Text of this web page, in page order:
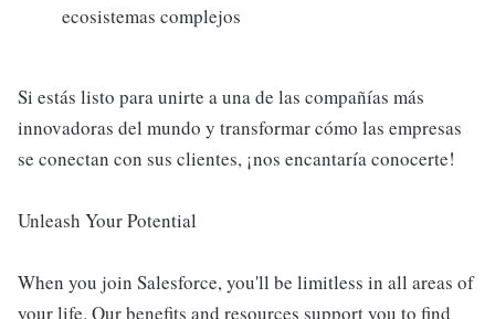
ecosistemas complejos
Si estás listo para unirte a una de las compañías más
innovadoras del mundo y transformar cómo las empresas
se conectan con sus clientes, ¡nos encantaría conocerte!
Unleash Your Potential
When you join Salesforce, you'll be limitless in all areas of
your life. Our benefits and resources support you to find